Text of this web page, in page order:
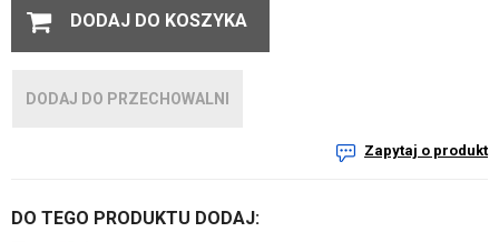
DODAJ DO KOSZYKA
DODAJ DO PRZECHOWALNI
Zapytaj o produkt
DO TEGO PRODUKTU DODAJ: